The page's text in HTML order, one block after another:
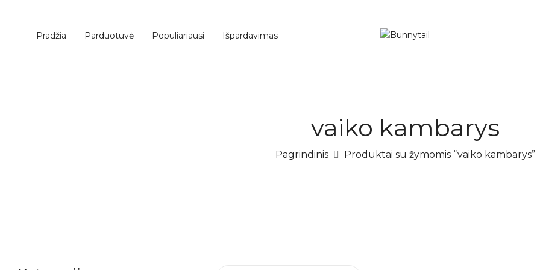
Pradžia Parduotuvė Populiariausi Išpardavimas
vaiko kambarys
Pagrindinis Produktai su žymomis “vaiko kambarys”